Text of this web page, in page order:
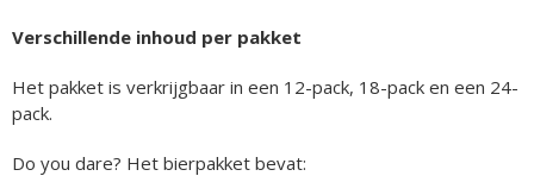
Verschillende inhoud per pakket
Het pakket is verkrijgbaar in een 12-pack, 18-pack en een 24-
pack.
Do you dare? Het bierpakket bevat: